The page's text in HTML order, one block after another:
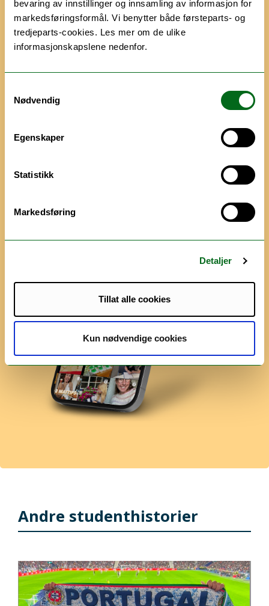
bevaring av innstillinger og innsamling av informasjon for
markedsføringsformål. Vi benytter både førsteparts- og
tredjeparts-cookies. Les mer om de ulike
informasjonskapslene nedenfor.
Nødvendig
Egenskaper
Statistikk
Markedsføring
Detaljer
Tillat alle cookies
Kun nødvendige cookies
Hvordan er det å være
student i nord?
Følg @uitstudent på Instagram eller
TikTok for å få et enda bedre innblikk i
hvordan det er å studere på UiT. Her
informasjon, og du kan stille spørsmål på
Andre studenthistorier